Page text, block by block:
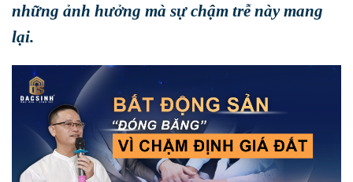
những ảnh hưởng mà sự chậm trễ này mang
lại.